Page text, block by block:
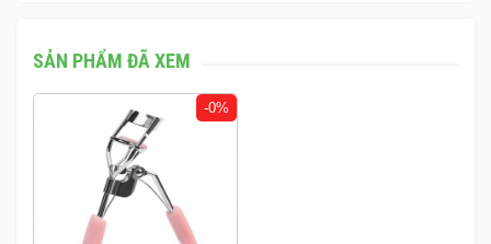
SẢN PHẨM ĐÃ XEM
-0%